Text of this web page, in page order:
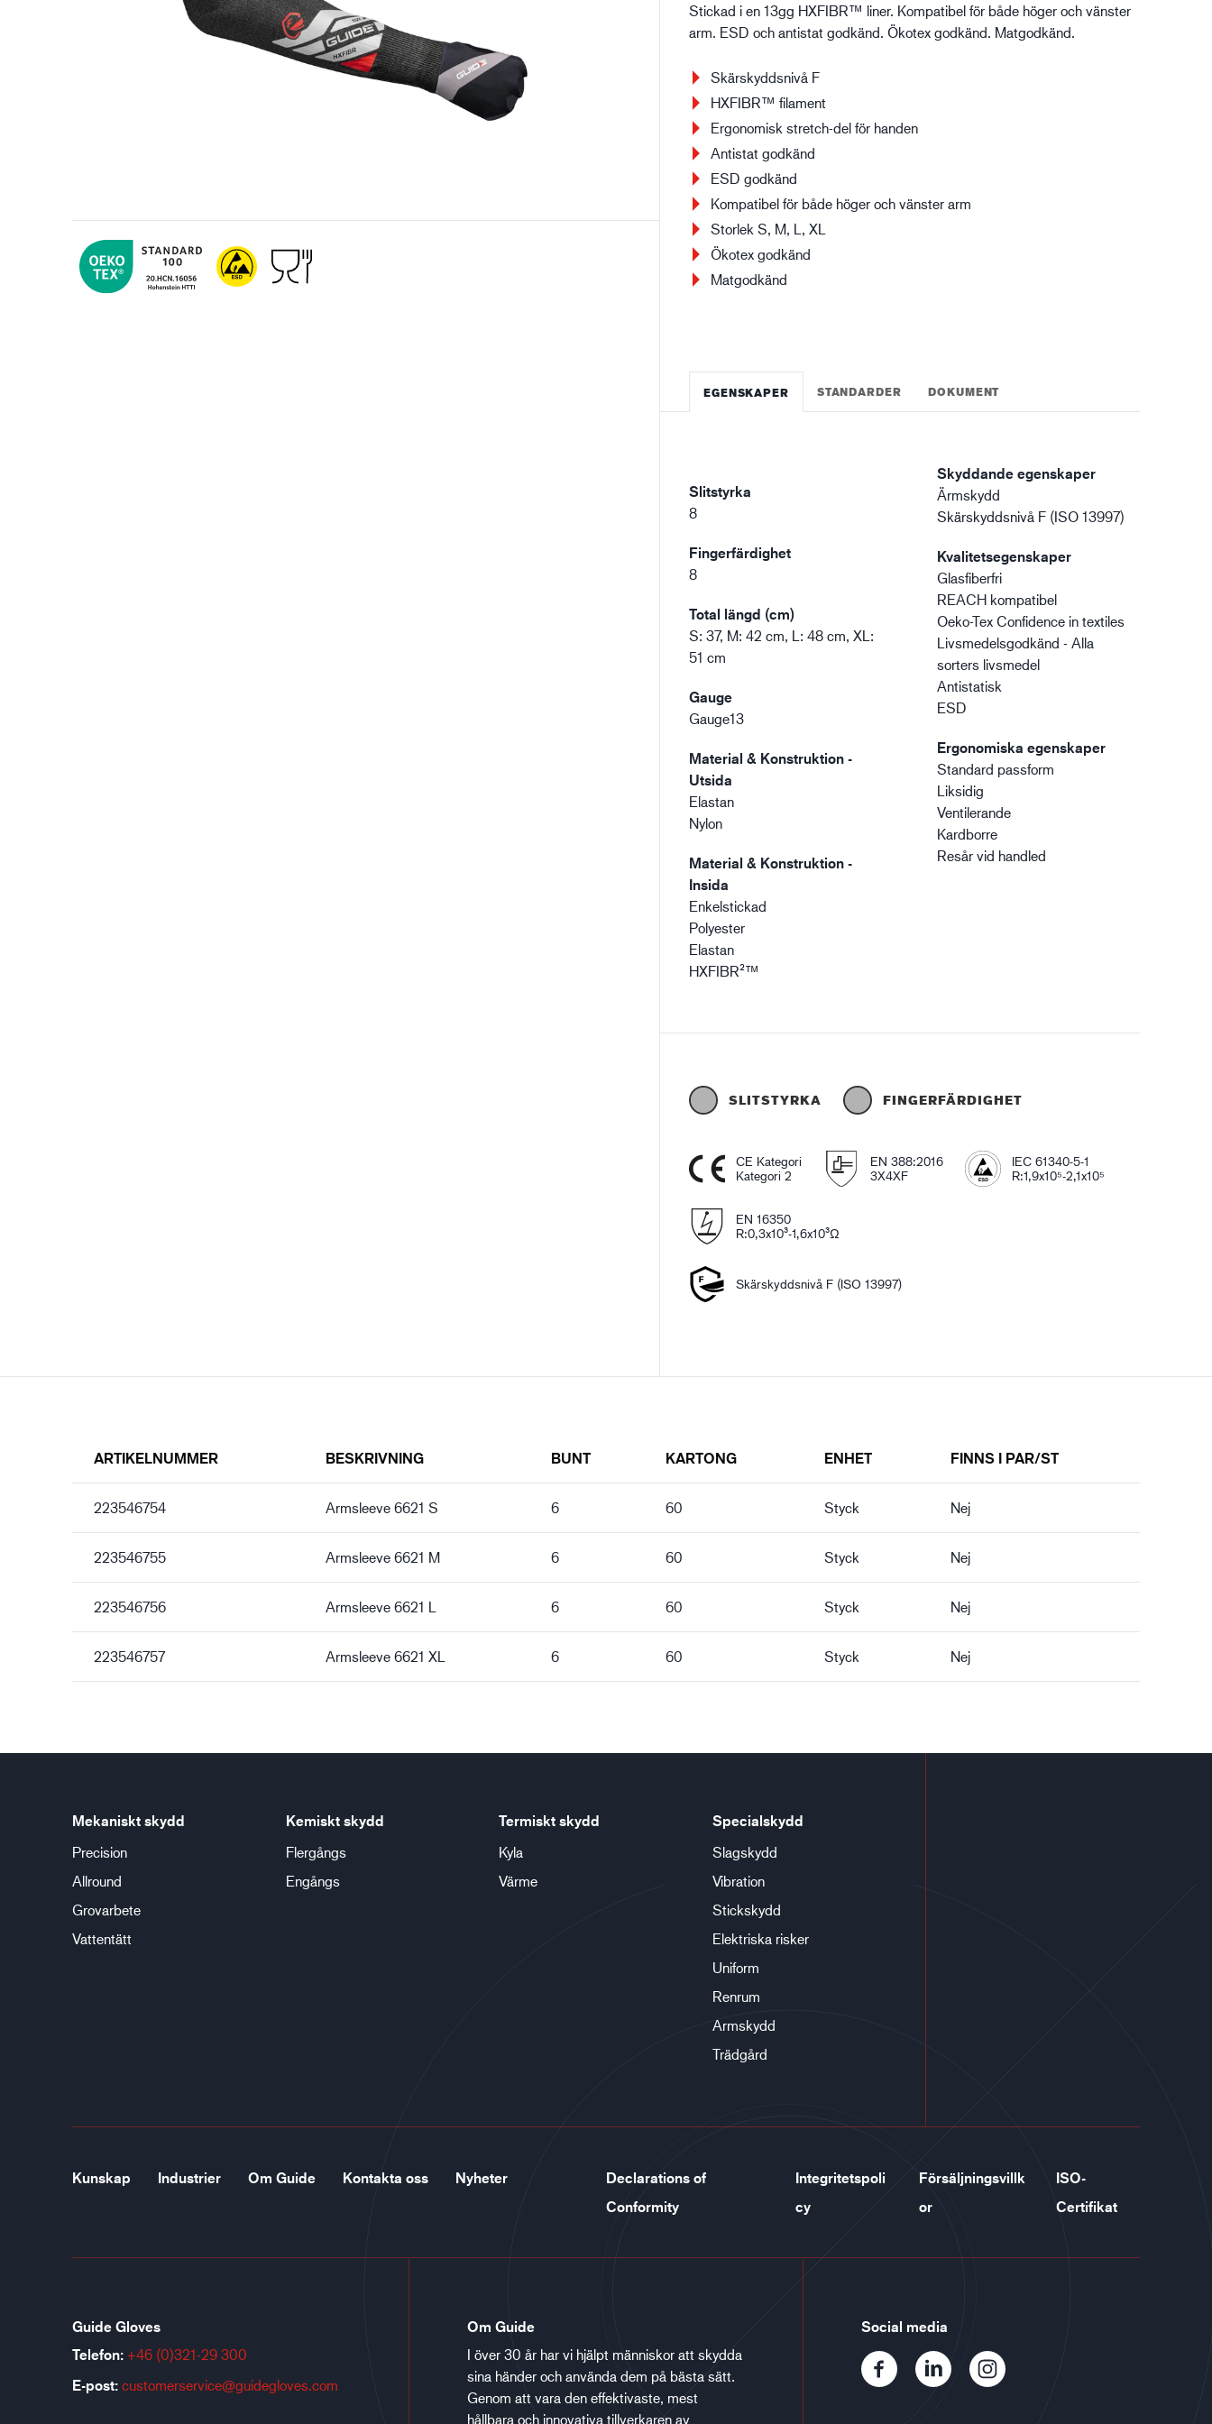
XTRM™
Olje- och gasindustri Bygg- och anläggning Logistik
Stickad i en 13gg HXFIBR™ liner. Kompatibel för både höger och vänster
arm. ESD och antistat godkänd. Ökotex godkänd. Matgodkänd.
Skärskyddsnivå F
HXFIBR™ filament
Ergonomisk stretch-del för handen
Antistat godkänd
ESD godkänd
Kompatibel för både höger och vänster arm
Storlek S, M, L, XL
Ökotex godkänd
Matgodkänd
EGENSKAPER STANDARDER DOKUMENT
Slitstyrka
8
Fingerfärdighet
8
Total längd (cm)
S: 37, M: 42 cm, L: 48 cm, XL:
51 cm
Gauge
Gauge13
Material & Konstruktion -
Utsida
Elastan
Nylon
Material & Konstruktion -
Insida
Enkelstickad
Polyester
Elastan
HXFIBR²™
Skyddande egenskaper
Ärmskydd
Skärskyddsnivå F (ISO 13997)
Kvalitetsegenskaper
Glasfiberfri
REACH kompatibel
Oeko-Tex Confidence in textiles
Livsmedelsgodkänd - Alla
sorters livsmedel
Antistatisk
ESD
Ergonomiska egenskaper
Standard passform
Liksidig
Ventilerande
Kardborre
Resår vid handled
SLITSTYRKA FINGERFÄRDIGHET
CE Kategori
Kategori 2
EN 388:2016
3X4XF
IEC 61340-5-1
R:1,9x10⁵-2,1x10⁵
EN 16350
R:0,3x10³-1,6x10³Ω
Skärskyddsnivå F (ISO 13997)
ARTIKELNUMMER BESKRIVNING BUNT KARTONG ENHET FINNS I PAR/ST
223546754 Armsleeve 6621 S 6 60 Styck Nej
223546755 Armsleeve 6621 M 6 60 Styck Nej
223546756 Armsleeve 6621 L 6 60 Styck Nej
223546757 Armsleeve 6621 XL 6 60 Styck Nej
Mekaniskt skydd
Precision
Allround
Grovarbete
Vattentätt
Kemiskt skydd
Flergångs
Engångs
Termiskt skydd
Kyla
Värme
Specialskydd
Slagskydd
Vibration
Stickskydd
Elektriska risker
Uniform
Renrum
Armskydd
Trädgård
Kunskap Industrier Om Guide Kontakta oss Nyheter
Declarations of
Conformity
Integritetspoli
cy
Försäljningsvillk
or
ISO-
Certifikat
Guide Gloves
Telefon: +46 (0)321-29 300
E-post: customerservice@guidegloves.com
Om Guide
I över 30 år har vi hjälpt människor att skydda
sina händer och använda dem på bästa sätt.
Genom att vara den effektivaste, mest
hållbara och innovativa tillverkaren av
Social media